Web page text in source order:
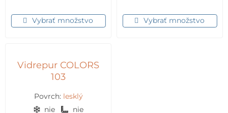
Vybrať množstvo Vybrať množstvo
Vidrepur COLORS
103
Povrch: lesklý
nie
nie